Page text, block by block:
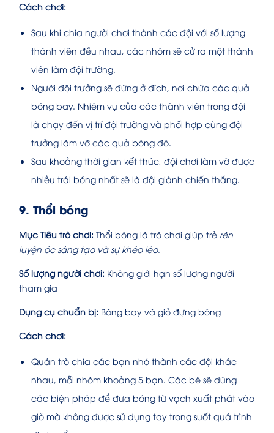
Cách chơi:
Sau khi chia người chơi thành các đội với số lượng
thành viên đều nhau, các nhóm sẽ cử ra một thành
viên làm đội trường.
Người đội trưởng sẽ đứng ở đích, nơi chứa các quả
bóng bay. Nhiệm vụ của các thành viên trong đội
là chạy đến vị trí đội trường và phối hợp cùng đội
trưởng làm vỡ các quả bóng đó.
Sau khoảng thời gian kết thúc, đội chơi làm vỡ được
nhiều trái bóng nhất sẽ là đội giành chiến thắng.
9. Thổi bóng
Mục Tiêu trò chơi: Thổi bóng là trò chơi giúp trẻ rèn
luyện óc sáng tạo và sự khéo léo.
Số lượng người chơi: Không giới hạn số lượng người
tham gia
Dụng cụ chuẩn bị: Bóng bay và giỏ đựng bóng
Cách chơi:
Quản trò chia các bạn nhỏ thành các đội khác
nhau, mỗi nhóm khoảng 5 bạn. Các bé sẽ dùng
các biện pháp để đưa bóng từ vạch xuất phát vào
giỏ mà không được sử dụng tay trong suốt quá trình